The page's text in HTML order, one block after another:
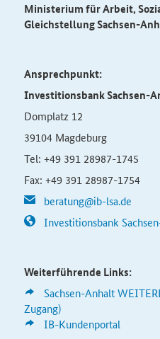
Ministerium für Arbeit,
Gleichstellung Sachsen-
Ansprechpunkt:
Investitionsbank Sachsen-
Domplatz 12
39104 Magdeburg
Tel: +49 391 28987-1745
Fax: +49 391 28987-1754
beratung@ib-lsa.de
Investitionsbank
Weiterführende Links:
Sachsen-Anhalt
Zugang)
IB-Kundenportal